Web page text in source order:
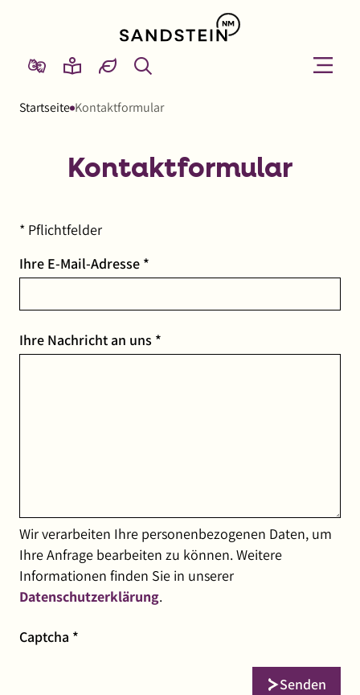
Link
Menü
Menü
Gebärdensprache
Leichte
Suche
Startseite Kontaktformular
Kontaktformular
* Pflichtfelder
Ihre E-Mail-Adresse *
Ihre Nachricht an uns *
Wir verarbeiten Ihre personenbezogenen Daten, um
Ihre Anfrage bearbeiten zu können. Weitere
Informationen finden Sie in unserer
Datenschutzerklärung.
Captcha *
Senden